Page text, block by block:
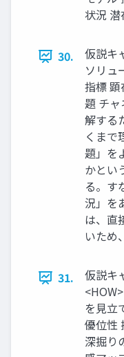
状況 潜
30.
仮説キ
ソリュ
指標 顕
題 チャ
解する
くまで
題」を
かとい
る。す
況」を
は、直
いため
31.
仮説キ
を⾒⽴
優位性
深掘り